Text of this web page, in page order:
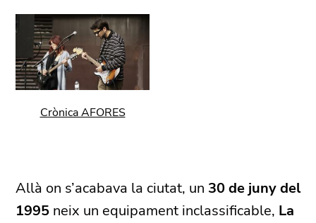
Crònica AFORES
Allà on s’acabava la ciutat, un 30 de juny del
1995 neix un equipament inclassificable, La